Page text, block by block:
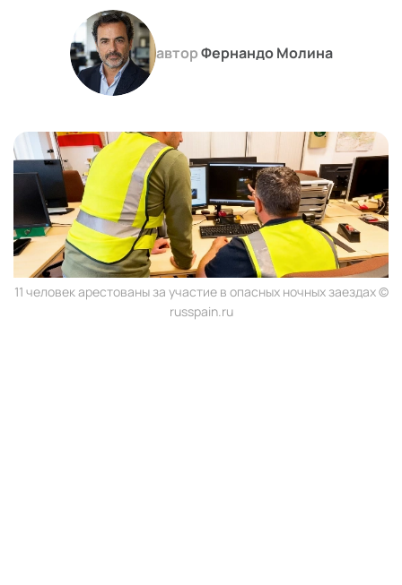
авторФернандо Молина
11 человек арестованы за участие в опасных ночных заездах ©
russpain.ru